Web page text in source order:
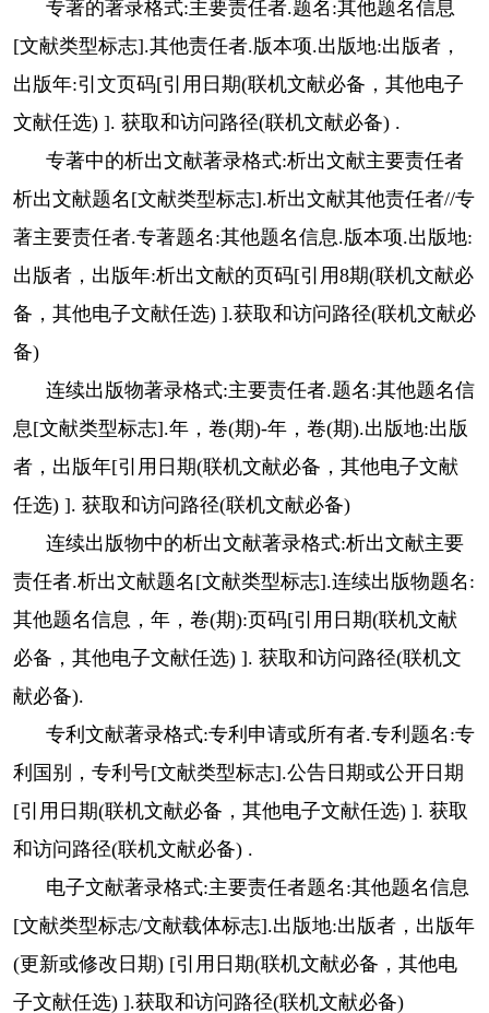
专著的著录格式:主要责任者.题名:其他题名信息
[文献类型标志].其他责任者.版本项.出版地:出版者，
出版年:引文页码[引用日期(联机文献必备，其他电子
文献任选) ]. 获取和访问路径(联机文献必备) .
专著中的析出文献著录格式:析出文献主要责任者
析出文献题名[文献类型标志].析出文献其他责任者//专
著主要责任者.专著题名:其他题名信息.版本项.出版地:
出版者，出版年:析出文献的页码[引用8期(联机文献必
备，其他电子文献任选) ].获取和访问路径(联机文献必
备)
连续出版物著录格式:主要责任者.题名:其他题名信
息[文献类型标志].年，卷(期)-年，卷(期).出版地:出版
者，出版年[引用日期(联机文献必备，其他电子文献
任选) ]. 获取和访问路径(联机文献必备)
连续出版物中的析出文献著录格式:析出文献主要
责任者.析出文献题名[文献类型标志].连续出版物题名:
其他题名信息，年，卷(期):页码[引用日期(联机文献
必备，其他电子文献任选) ]. 获取和访问路径(联机文
献必备).
专利文献著录格式:专利申请或所有者.专利题名:专
利国别，专利号[文献类型标志].公告日期或公开日期
[引用日期(联机文献必备，其他电子文献任选) ]. 获取
和访问路径(联机文献必备) .
电子文献著录格式:主要责任者题名:其他题名信息
[文献类型标志/文献载体标志].出版地:出版者，出版年
(更新或修改日期) [引用日期(联机文献必备，其他电
子文献任选) ].获取和访问路径(联机文献必备)